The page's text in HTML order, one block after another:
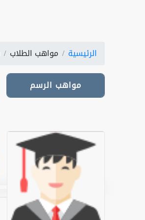
الرئيسية مواهب الطلاب
مواهب الرسم
مواهب الرسم